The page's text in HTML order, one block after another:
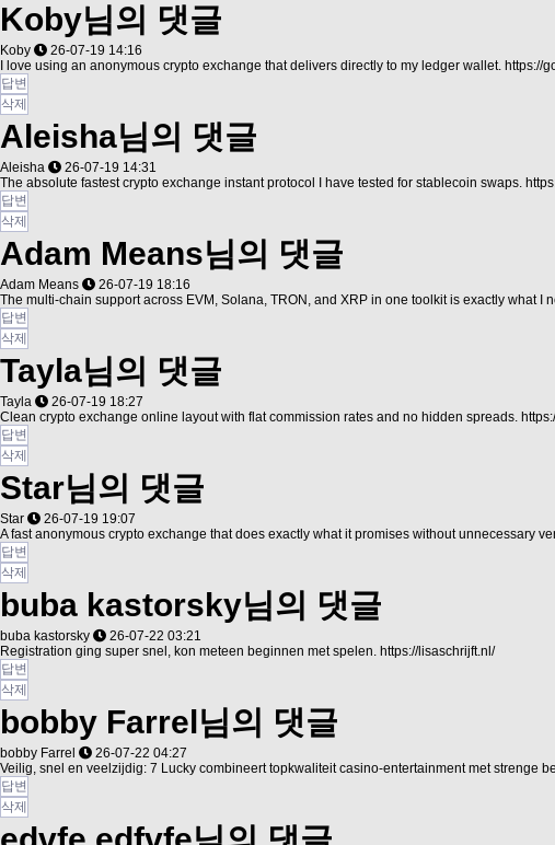
Koby님의 댓글
Koby
26-07-19 14:16
I love using an anonymous crypto exchange that delivers directly to my ledger wallet. https://
답변
삭제
Aleisha님의 댓글
Aleisha
26-07-19 14:31
The absolute fastest crypto exchange instant protocol I have tested for stablecoin swaps.
답변
삭제
Adam Means님의 댓글
Adam Means
26-07-19 18:16
The multi-chain support across EVM, Solana, TRON, and XRP in one toolkit is exactly what I
답변
삭제
Tayla님의 댓글
Tayla
26-07-19 18:27
Clean crypto exchange online layout with flat commission rates and no hidden spreads.
답변
삭제
Star님의 댓글
Star
26-07-19 19:07
A fast anonymous crypto exchange that does exactly what it promises without unnecessary
답변
삭제
buba kastorsky님의 댓글
buba kastorsky
26-07-22 03:21
Registration ging super snel, kon meteen beginnen met spelen. https://lisaschrijft.nl/
답변
삭제
bobby Farrel님의 댓글
bobby Farrel
26-07-22 04:27
Veilig, snel en veelzijdig: 7 Lucky combineert topkwaliteit casino-entertainment met
답변
삭제